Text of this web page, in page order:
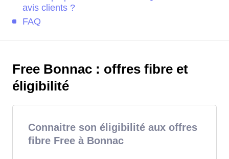
avis clients ?
FAQ
Free Bonnac : offres fibre et
éligibilité
Connaitre son éligibilité aux offres
fibre Free à Bonnac